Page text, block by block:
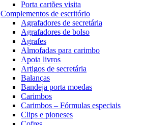
Porta cartões visita
Complementos de escritório
Agrafadores de secretária
Agrafadores de bolso
Agrafes
Almofadas para carimbo
Apoia livros
Artigos de secretária
Balanças
Bandeja porta moedas
Carimbos
Carimbos – Fórmulas especiais
Clips e pioneses